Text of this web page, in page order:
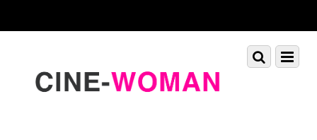
down
Menu
Scroll
down